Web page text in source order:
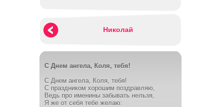
Николай
С Днем ангела, Коля, тебя!
С Днем ангела, Коля, тебя!
С праздником хорошим поздравляю,
Ведь про именины забывать нельзя,
Я же от себя тебе желаю: